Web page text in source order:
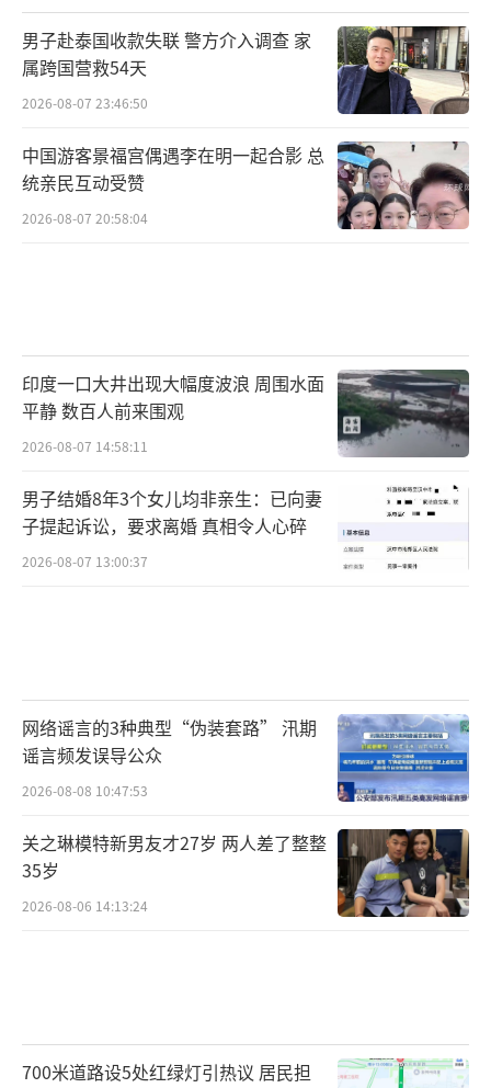
男子赴泰国收款失联 警方介入调查 家
属跨国营救54天
2026-08-07 23:46:50
中国游客景福宫偶遇李在明一起合影 总
统亲民互动受赞
2026-08-07 20:58:04
印度一口大井出现大幅度波浪 周围水面
平静 数百人前来围观
2026-08-07 14:58:11
男子结婚8年3个女儿均非亲生：已向妻
子提起诉讼，要求离婚 真相令人心碎
2026-08-07 13:00:37
网络谣言的3种典型“伪装套路” 汛期
谣言频发误导公众
2026-08-08 10:47:53
关之琳模特新男友才27岁 两人差了整整
35岁
2026-08-06 14:13:24
700米道路设5处红绿灯引热议 居民担